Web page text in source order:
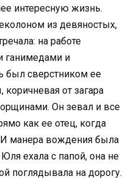
интересную жизнь.
из девяностых,
на работе
ганимедами и
был сверстником ее
от загара
Он зевал и все
как ее отец, когда
манера вождения была
ехала с папой, она не
поглядывала на дорогу.